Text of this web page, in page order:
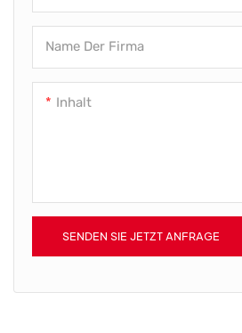
Name Der Firma
Inhalt
SENDEN SIE JETZT ANFRAGE